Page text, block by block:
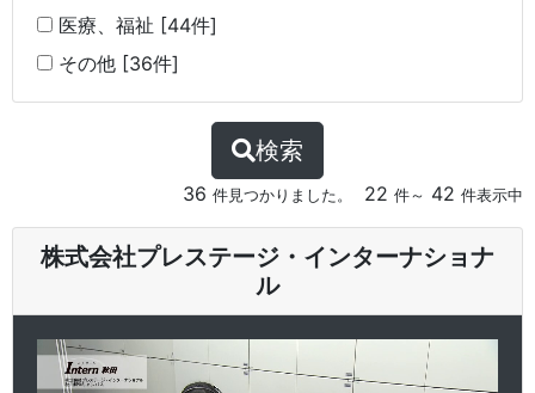
医療、福祉 [44件]
その他 [36件]
検索
36 件見つかりました。 22 件～ 42 件表示中
株式会社プレステージ・インターナショナ
ル